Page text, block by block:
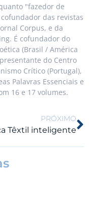
"fazedor de
das revistas
Corpus, e da
É cofundador do
(Brasil / América
do Centro
Crítico (Portugal),
Palavras Essenciais e
16 e 17 volumes.
PRÓXIMO
Têxtil inteligente